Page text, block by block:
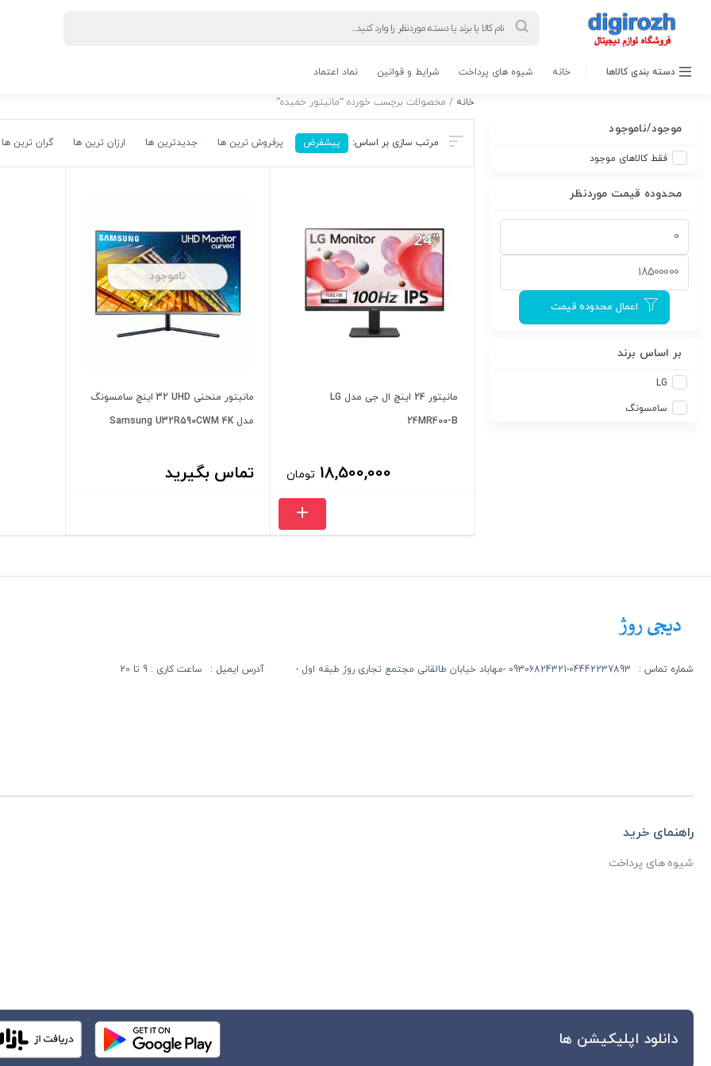
search
دسته بندی کالاها خانه شیوه های پرداخت شرایط و قوانین نماد اعتماد
موجود/ناموجود
فقط کالاهای موجود
محدوده قیمت موردنظر
اعمال محدوده قیمت
بر اساس برند
LG
سامسونگ
خانه / محصولات برچسب خورده “مانیتور خمیده”
پیشفرض پرفروش ترین ها جدیدترین ها ارزان ترین ها گران ترین ها
مانیتور 24 اینچ ال جی مدل LG
24MR400-B
18,500,000 تومان
ناموجود
مانیتور منحنی UHD‏ 32 اینچ سامسونگ
مدل Samsung U32R590CWM 4K
تماس بگیرید
شماره تماس : 09306824321-04442237893 -مهاباد خیابان طالقانی مجتمع تجاری روژ طبقه اول - آدرس ایمیل : ساعت کاری : 9 تا 20
راهنمای خرید
شیوه های پرداخت
دانلود اپلیکیشن ها